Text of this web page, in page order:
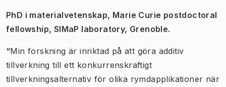
PhD i materialvetenskap, Marie Curie postdoctoral
fellowship, SIMaP laboratory, Grenoble.
“Min forskning är inriktad på att göra additiv
tillverkning till ett konkurrenskraftigt
tillverkningsalternativ för olika rymdapplikationer när